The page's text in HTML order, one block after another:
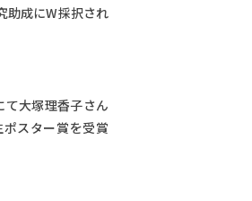
助成にW採択され
大塚理香子さん
スター賞を受賞